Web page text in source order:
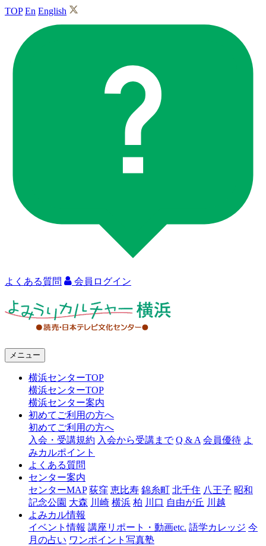
TOP En English
よくある質問 会員ログイン
ャ
浜
メニュー
横浜センターTOP
横浜センターTOP
横浜センター案内
初めてご利用の方へ
初めてご利用の方へ
入会・受講規約 入会から受講まで Q & A 会員優待 よ
みカルポイント
よくある質問
センター案内
センターMAP 荻窪 恵比寿 錦糸町 北千住 八王子 昭和
記念公園 大森 川崎 横浜 柏 川口 自由が丘 川越
よみカル情報
イベント情報 講座リポート・動画etc. 語学カレッジ 今
月の占い ワンポイント写真塾